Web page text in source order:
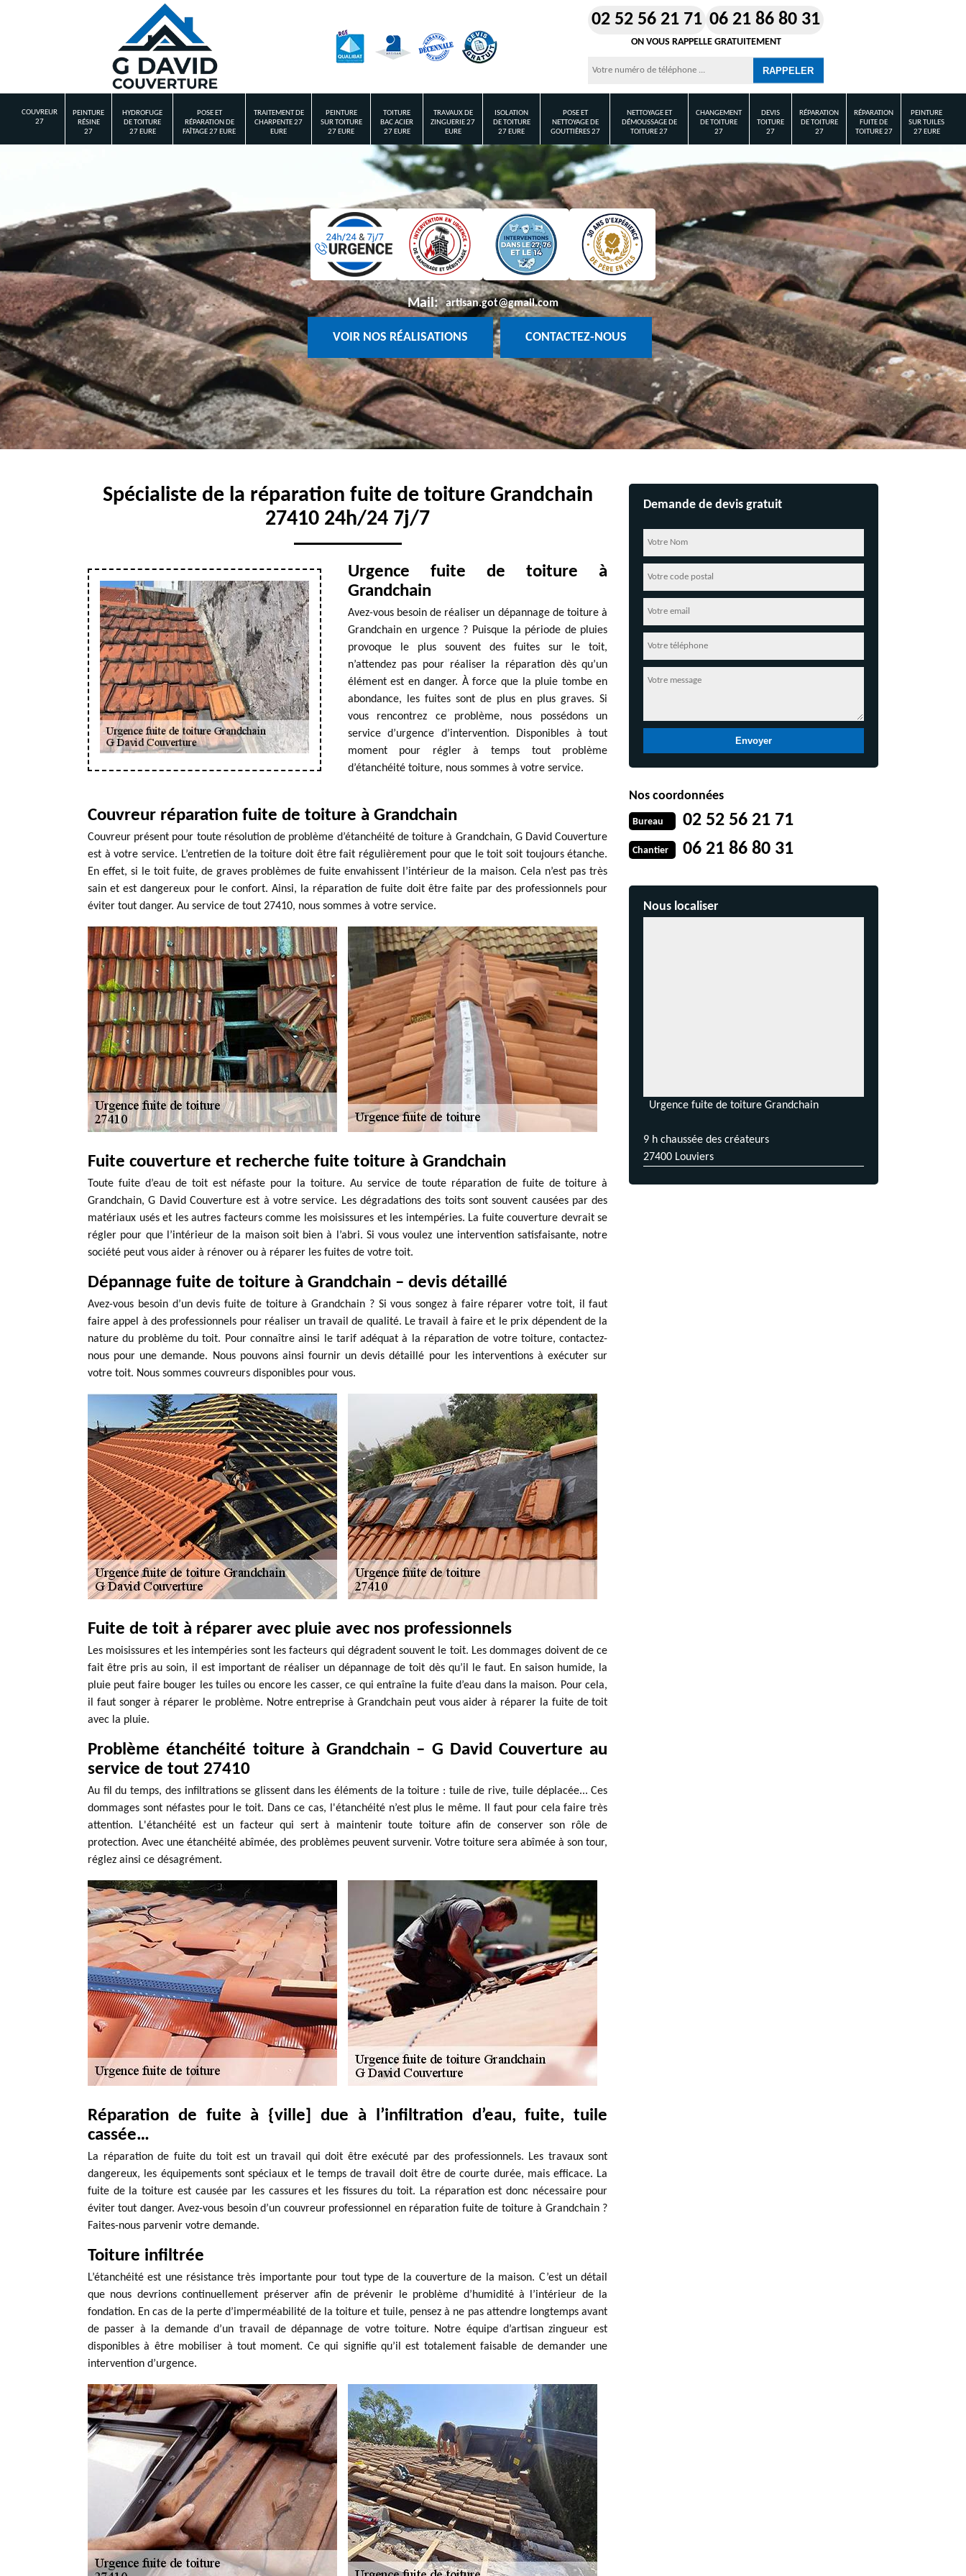
02 52 56 21 71 06 21 86 80 31
ON VOUS RAPPELLE GRATUITEMENT
COUVREUR
27
PEINTURE
RÉSINE
27
HYDROFUGE
DE TOITURE
27 EURE
POSE ET
RÉPARATION DE
FAÎTAGE 27 EURE
TRAITEMENT DE
CHARPENTE 27
EURE
PEINTURE
SUR TOITURE
27 EURE
TOITURE
BAC ACIER
27 EURE
TRAVAUX DE
ZINGUERIE 27
EURE
ISOLATION
DE TOITURE
27 EURE
POSE ET
NETTOYAGE DE
GOUTTIÈRES 27
NETTOYAGE ET
DÉMOUSSAGE DE
TOITURE 27
CHANGEMENT
DE TOITURE
27
DEVIS
TOITURE
27
RÉPARATION
DE TOITURE
27
RÉPARATION
FUITE DE
TOITURE 27
PEINTURE
SUR TUILES
27 EURE
Mail: artisan.got@gmail.com
VOIR NOS RÉALISATIONS CONTACTEZ-NOUS
Spécialiste de la réparation fuite de toiture Grandchain
27410 24h/24 7j/7
Urgence fuite de toiture à
Grandchain
Avez-vous besoin de réaliser un dépannage de toiture à
Grandchain en urgence ? Puisque la période de pluies
provoque le plus souvent des fuites sur le toit,
n’attendez pas pour réaliser la réparation dès qu’un
élément est en danger. À force que la pluie tombe en
abondance, les fuites sont de plus en plus graves. Si
vous rencontrez ce problème, nous possédons un
service d’urgence d’intervention. Disponibles à tout
moment pour régler à temps tout problème
d’étanchéité toiture, nous sommes à votre service.
Couvreur réparation fuite de toiture à Grandchain
Couvreur présent pour toute résolution de problème d’étanchéité de toiture à Grandchain, G David Couverture
est à votre service. L’entretien de la toiture doit être fait régulièrement pour que le toit soit toujours étanche.
En effet, si le toit fuite, de graves problèmes de fuite envahissent l’intérieur de la maison. Cela n’est pas très
sain et est dangereux pour le confort. Ainsi, la réparation de fuite doit être faite par des professionnels pour
éviter tout danger. Au service de tout 27410, nous sommes à votre service.
Fuite couverture et recherche fuite toiture à Grandchain
Toute fuite d’eau de toit est néfaste pour la toiture. Au service de toute réparation de fuite de toiture à
Grandchain, G David Couverture est à votre service. Les dégradations des toits sont souvent causées par des
matériaux usés et les autres facteurs comme les moisissures et les intempéries. La fuite couverture devrait se
régler pour que l’intérieur de la maison soit bien à l’abri. Si vous voulez une intervention satisfaisante, notre
société peut vous aider à rénover ou à réparer les fuites de votre toit.
Dépannage fuite de toiture à Grandchain – devis détaillé
Avez-vous besoin d’un devis fuite de toiture à Grandchain ? Si vous songez à faire réparer votre toit, il faut
faire appel à des professionnels pour réaliser un travail de qualité. Le travail à faire et le prix dépendent de la
nature du problème du toit. Pour connaître ainsi le tarif adéquat à la réparation de votre toiture, contactez-
nous pour une demande. Nous pouvons ainsi fournir un devis détaillé pour les interventions à exécuter sur
votre toit. Nous sommes couvreurs disponibles pour vous.
Fuite de toit à réparer avec pluie avec nos professionnels
Les moisissures et les intempéries sont les facteurs qui dégradent souvent le toit. Les dommages doivent de ce
fait être pris au soin, il est important de réaliser un dépannage de toit dès qu’il le faut. En saison humide, la
pluie peut faire bouger les tuiles ou encore les casser, ce qui entraîne la fuite d’eau dans la maison. Pour cela,
il faut songer à réparer le problème. Notre entreprise à Grandchain peut vous aider à réparer la fuite de toit
avec la pluie.
Problème étanchéité toiture à Grandchain – G David Couverture au
service de tout 27410
Au fil du temps, des infiltrations se glissent dans les éléments de la toiture : tuile de rive, tuile déplacée... Ces
dommages sont néfastes pour le toit. Dans ce cas, l'étanchéité n’est plus le même. Il faut pour cela faire très
attention. L'étanchéité est un facteur qui sert à maintenir toute toiture afin de conserver son rôle de
protection. Avec une étanchéité abîmée, des problèmes peuvent survenir. Votre toiture sera abîmée à son tour,
réglez ainsi ce désagrément.
Réparation de fuite à {ville] due à l’infiltration d’eau, fuite, tuile
cassée…
La réparation de fuite du toit est un travail qui doit être exécuté par des professionnels. Les travaux sont
dangereux, les équipements sont spéciaux et le temps de travail doit être de courte durée, mais efficace. La
fuite de la toiture est causée par les cassures et les fissures du toit. La réparation est donc nécessaire pour
éviter tout danger. Avez-vous besoin d’un couvreur professionnel en réparation fuite de toiture à Grandchain ?
Faites-nous parvenir votre demande.
Toiture infiltrée
L’étanchéité est une résistance très importante pour tout type de la couverture de la maison. C’est un détail
que nous devrions continuellement préserver afin de prévenir le problème d’humidité à l’intérieur de la
fondation. En cas de la perte d’imperméabilité de la toiture et tuile, pensez à ne pas attendre longtemps avant
de passer à la demande d’un travail de dépannage de votre toiture. Notre équipe d’artisan zingueur est
disponibles à être mobiliser à tout moment. Ce qui signifie qu’il est totalement faisable de demander une
intervention d’urgence.
Demande de devis gratuit
Nos coordonnées
Bureau 02 52 56 21 71
Chantier 06 21 86 80 31
Nous localiser
Urgence fuite de toiture Grandchain
9 h chaussée des créateurs
27400 Louviers